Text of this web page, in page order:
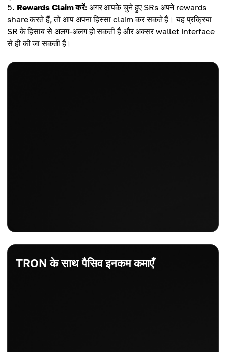
Rewards Claim करें: अगर आपके चुने हुए SRs अपने rewards
share करते हैं, तो आप अपना हिस्सा claim कर सकते हैं। यह प्रक्रिया
SR के हिसाब से अलग-अलग हो सकती है और अक्सर wallet interface
से ही की जा सकती है।
TRON के साथ पैसिव इनकम कमाएँ